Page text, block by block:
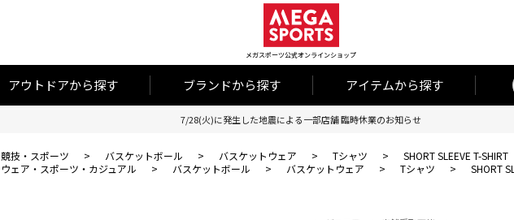
メガスポーツ公式オンラインショップ
アウトドアから探す ブランドから探す アイテムから探す
7/28(火)に発生した地震による一部店舗 臨時休業のお知らせ
競技・スポーツ > バスケットボール > バスケットウェア > Tシャツ >
SHORT SLEEVE T-SHIRT
ウェア・スポーツ・カジュアル > バスケットボール > バスケットウェア > Tシャツ > SHORT